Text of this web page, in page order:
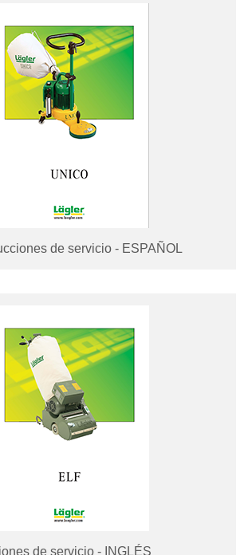
de servicio - ESPAÑOL
de servicio - INGLÉS